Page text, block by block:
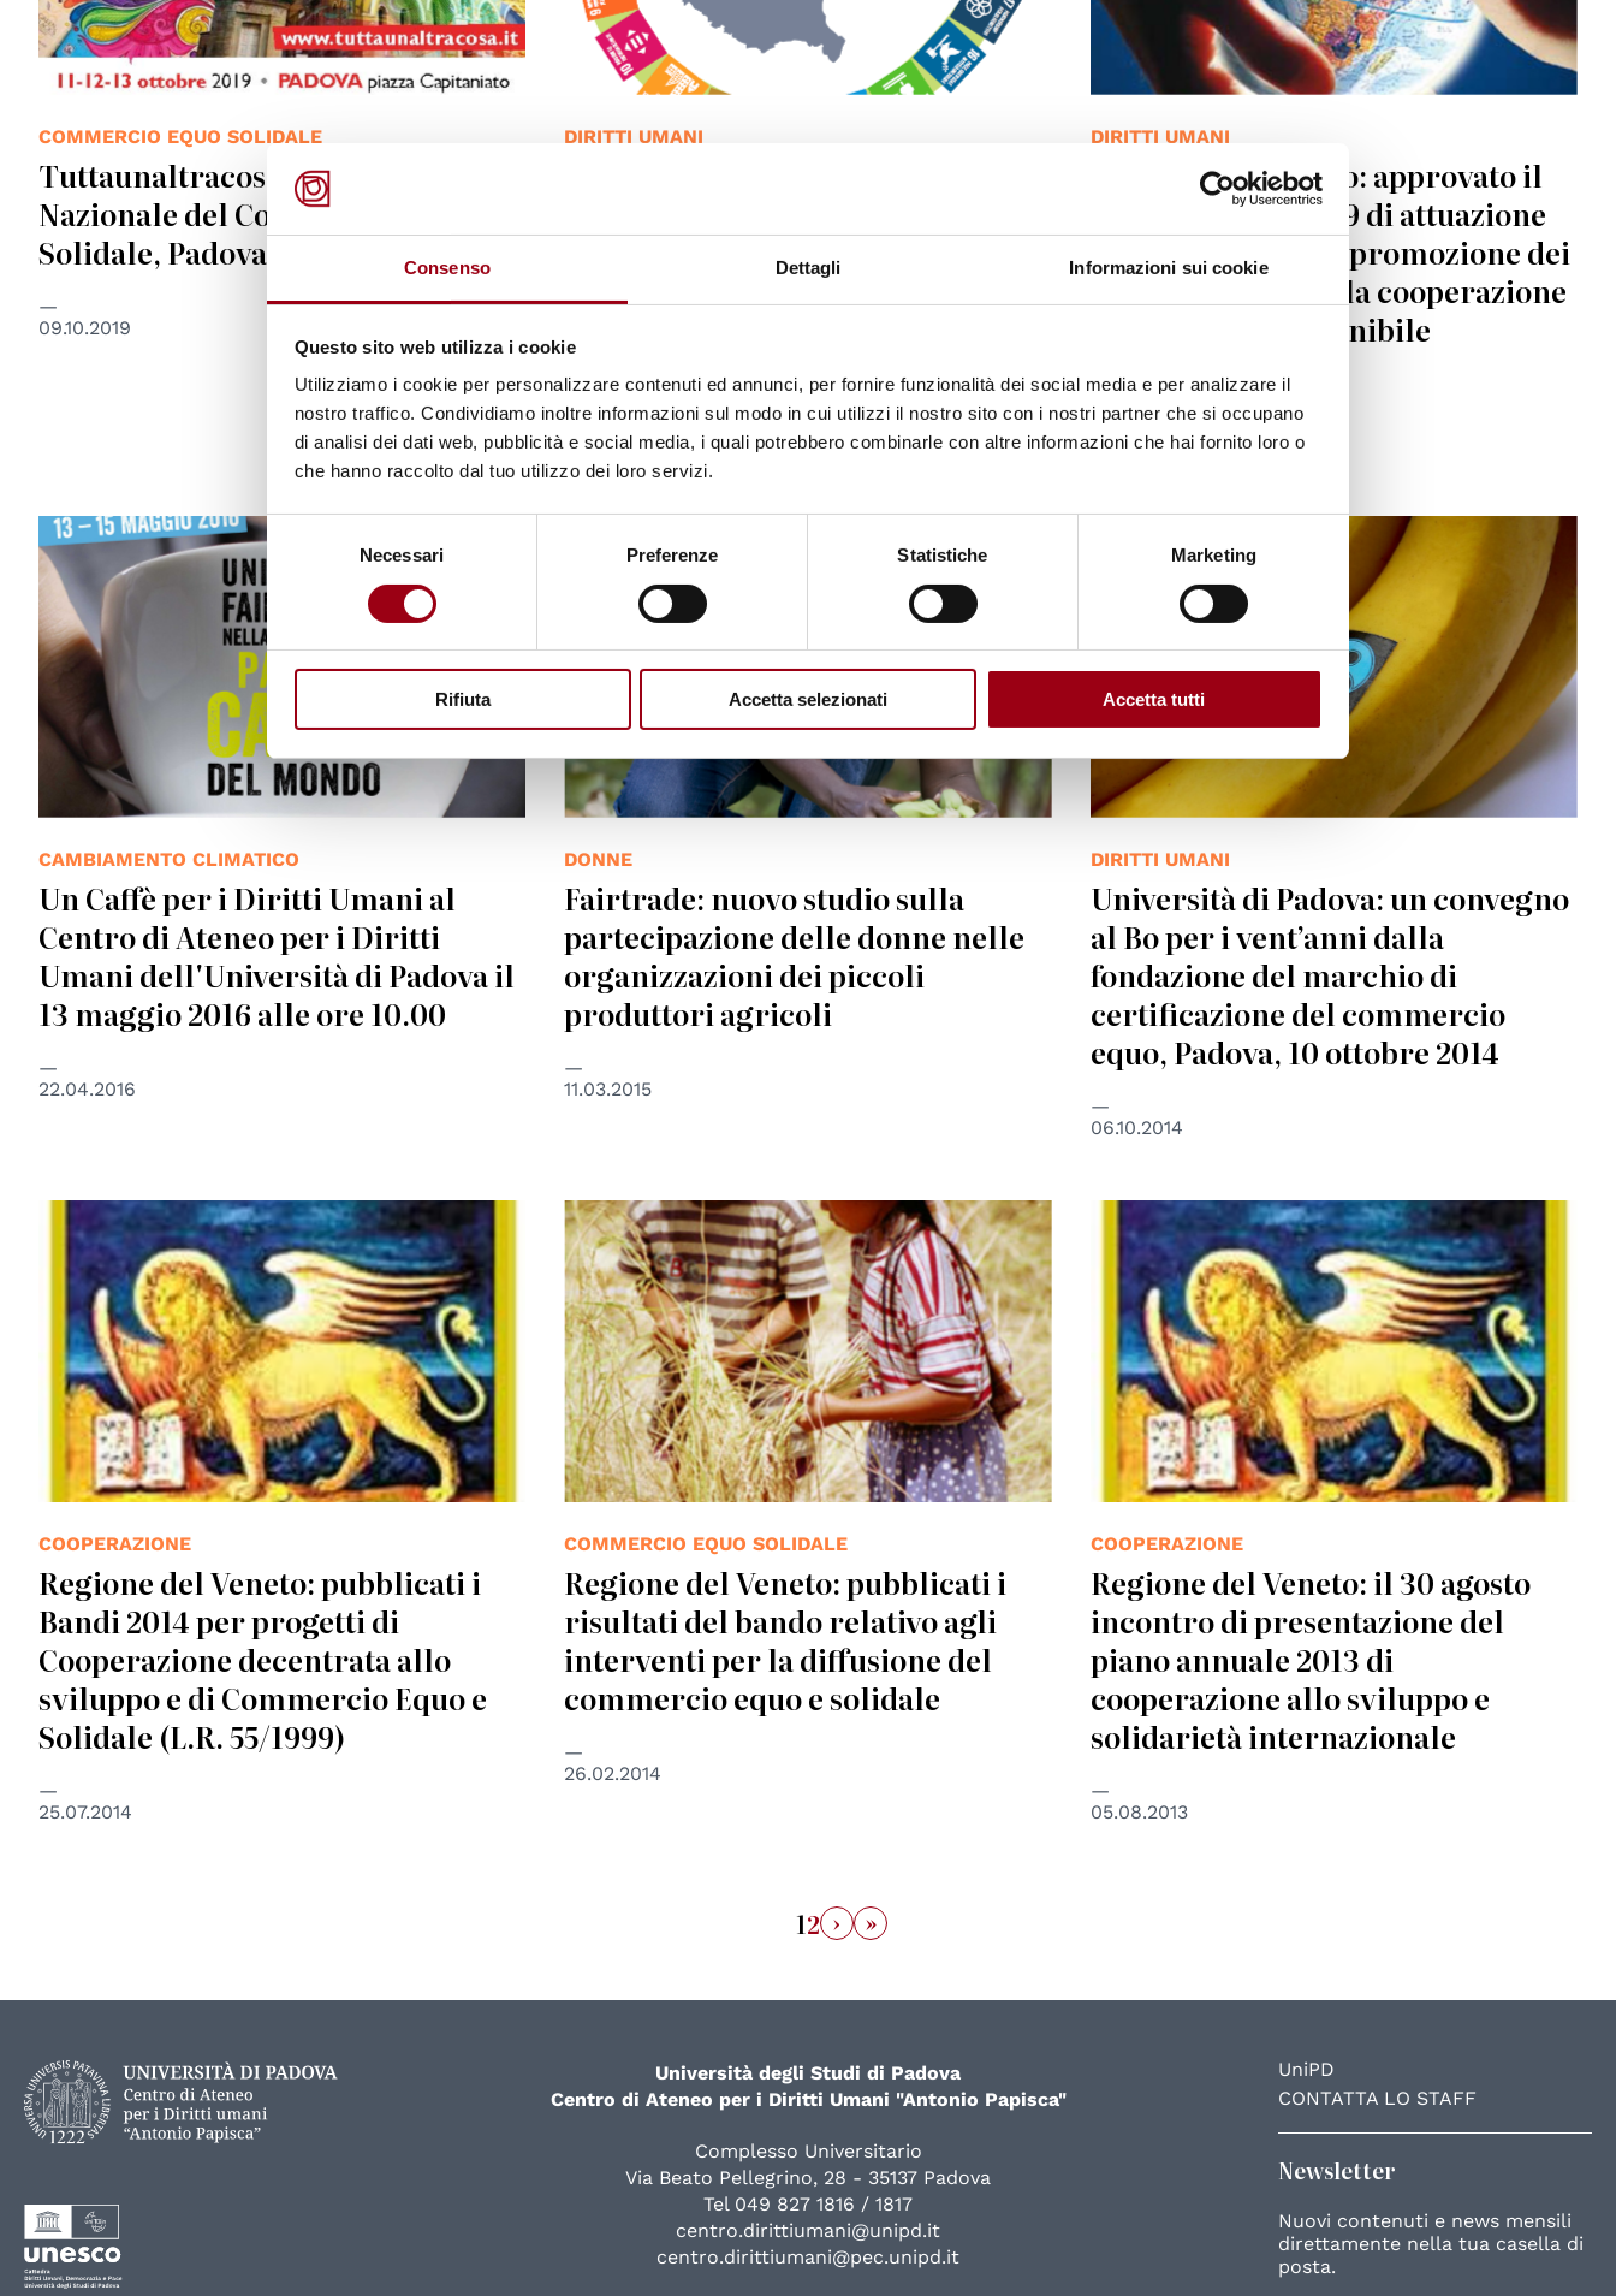
Consenso Dettagli Informazioni sui cookie
Questo sito web utilizza i cookie
Utilizziamo i cookie per personalizzare contenuti ed annunci, per fornire funzionalità dei social media e per analizzare il
nostro traffico. Condividiamo inoltre informazioni sul modo in cui utilizzi il nostro sito con i nostri partner che si occupano
di analisi dei dati web, pubblicità e social media, i quali potrebbero combinarle con altre informazioni che hai fornito loro o
che hanno raccolto dal tuo utilizzo dei loro servizi.
Selezione
del
consenso
Necessari Preferenze Statistiche Marketing
Rifiuta Accetta selezionati Accetta tutti
COMMERCIO EQUO SOLIDALE
Tuttaunaltracosa! Festival
Nazionale del Commercio Equo e
Solidale, Padova 11-13 ottobre 2019
09.10.2019
DIRITTI UMANI
per progetti di commercio equo
solidale, cooperazione allo
educativi sui diritti umani
30.07.2019
DIRITTI UMANI
Regione del Veneto: approvato il
Piano annuale 2019 di attuazione
degli interventi di promozione dei
diritti umani e della cooperazione
allo sviluppo sostenibile
23.07.2019
CAMBIAMENTO CLIMATICO
Un Caffè per i Diritti Umani al
Centro di Ateneo per i Diritti
Umani dell'Università di Padova il
13 maggio 2016 alle ore 10.00
22.04.2016
DONNE
Fairtrade: nuovo studio sulla
partecipazione delle donne nelle
organizzazioni dei piccoli
produttori agricoli
11.03.2015
DIRITTI UMANI
Università di Padova: un convegno
al Bo per i vent’anni dalla
fondazione del marchio di
certificazione del commercio
equo, Padova, 10 ottobre 2014
06.10.2014
© Regione del Veneto
COOPERAZIONE
Regione del Veneto: pubblicati i
Bandi 2014 per progetti di
Cooperazione decentrata allo
sviluppo e di Commercio Equo e
Solidale (L.R. 55/1999)
25.07.2014
© UNESCO
COMMERCIO EQUO SOLIDALE
Regione del Veneto: pubblicati i
risultati del bando relativo agli
interventi per la diffusione del
commercio equo e solidale
26.02.2014
© Regione del Veneto
COOPERAZIONE
Regione del Veneto: il 30 agosto
incontro di presentazione del
piano annuale 2013 di
cooperazione allo sviluppo e
solidarietà internazionale
05.08.2013
12 › »
UniPD
CONTATTA LO STAFF
Newsletter
Nuovi contenuti e news mensili
direttamente nella tua casella di
posta.
Università degli Studi di Padova
Centro di Ateneo per i Diritti Umani "Antonio Papisca"
Complesso Universitario
Via Beato Pellegrino, 28 - 35137 Padova
Tel 049 827 1816 / 1817
centro.dirittiumani@unipd.it
centro.dirittiumani@pec.unipd.it